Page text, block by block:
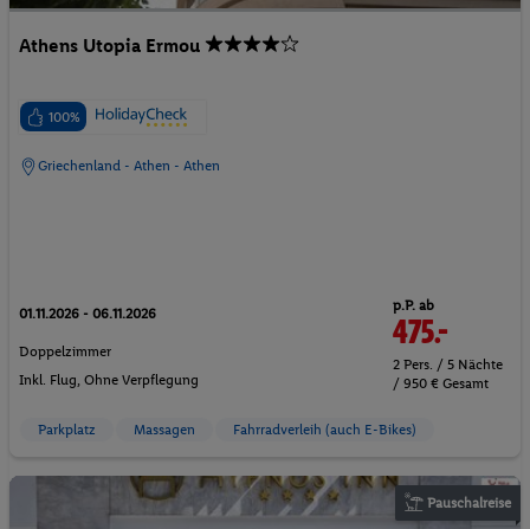
Athens Utopia Ermou
100%
Griechenland - Athen - Athen
01.11.2026 - 06.11.2026
Doppelzimmer
Inkl. Flug, Ohne Verpflegung
p.P. ab
475.-
2 Pers. / 5 Nächte
/ 950 € Gesamt
Parkplatz Massagen Fahrradverleih (auch E-Bikes)
Pauschalreise